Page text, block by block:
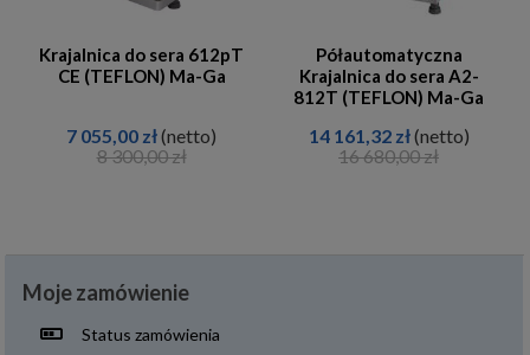
Krajalnica do sera 612pT
CE (TEFLON) Ma-Ga
7 055,00 zł(netto)
8 300,00 zł
Półautomatyczna
Krajalnica do sera A2-
812T (TEFLON) Ma-Ga
14 161,32 zł(netto)
16 680,00 zł
Moje zamówienie
Status zamówienia